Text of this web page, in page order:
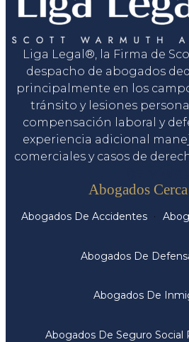
Liga Legal®, la Firma de
despacho de abogados
principalmente en los
tránsito y lesiones
compensación laboral y
experiencia adicional
comerciales y casos de
Abogados
Abogados De Accidentes
Abogados De
Abogados De
Abogados De Seguro Social